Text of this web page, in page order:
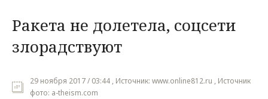
Ракета не долетела, соцсети
злорадствуют
29 ноября 2017 / 03:44 , Источник: www.online812.ru , Источник
фото: a-theism.com